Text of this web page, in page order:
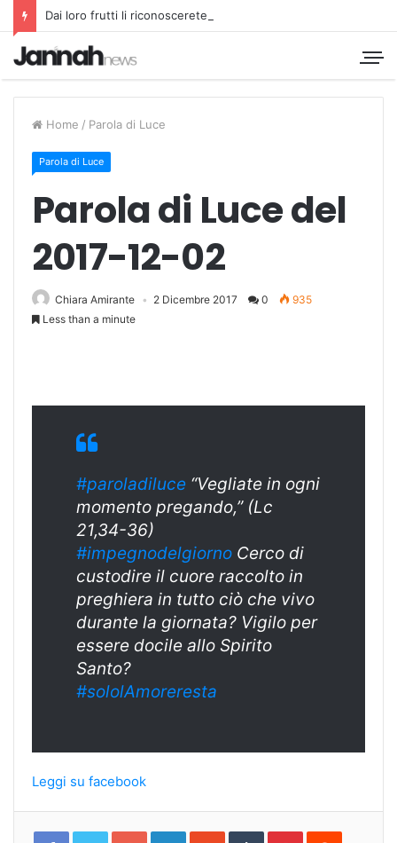
Dai loro frutti li riconoscerete
Home / Parola di Luce
Parola di Luce
Parola di Luce del
2017-12-02
Chiara Amirante 2 Dicembre 2017 0
935
Less than a minute
#paroladiluce “Vegliate in ogni
momento pregando,” (Lc
21,34-36)
#impegnodelgiorno Cerco di
custodire il cuore raccolto in
preghiera in tutto ciò che vivo
durante la giornata? Vigilo per
essere docile allo Spirito
Santo?
#sololAmoreresta
Leggi su facebook
Google+LinkedInStumbleUpon
TumblrPinterestReddit